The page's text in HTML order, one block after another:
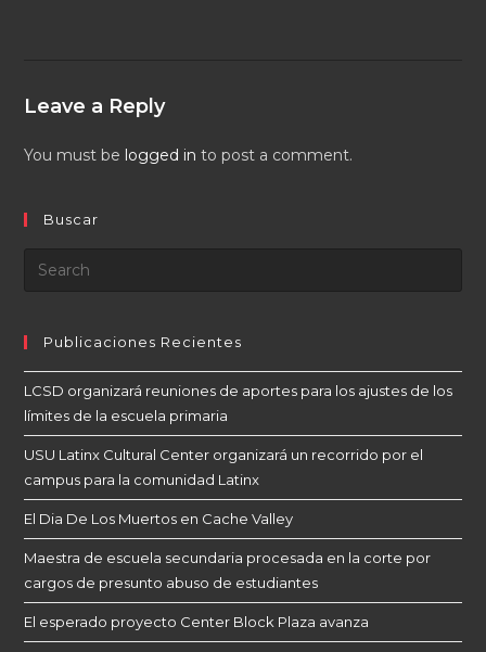
Leave a Reply
You must be logged in to post a comment.
Buscar
Publicaciones Recientes
LCSD organizará reuniones de aportes para los ajustes de los
límites de la escuela primaria
USU Latinx Cultural Center organizará un recorrido por el
campus para la comunidad Latinx
El Dia De Los Muertos en Cache Valley
Maestra de escuela secundaria procesada en la corte por
cargos de presunto abuso de estudiantes
El esperado proyecto Center Block Plaza avanza